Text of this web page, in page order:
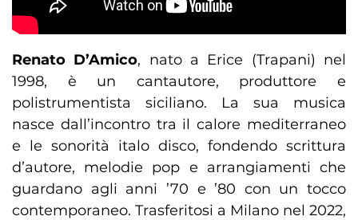
Renato D’Amico, nato a Erice (Trapani) nel
1998, è un cantautore, produttore e
polistrumentista siciliano. La sua musica
nasce dall’incontro tra il calore mediterraneo
e le sonorità italo disco, fondendo scrittura
d’autore, melodie pop e arrangiamenti che
guardano agli anni ’70 e ’80 con un tocco
contemporaneo. Trasferitosi a Milano nel 2022,